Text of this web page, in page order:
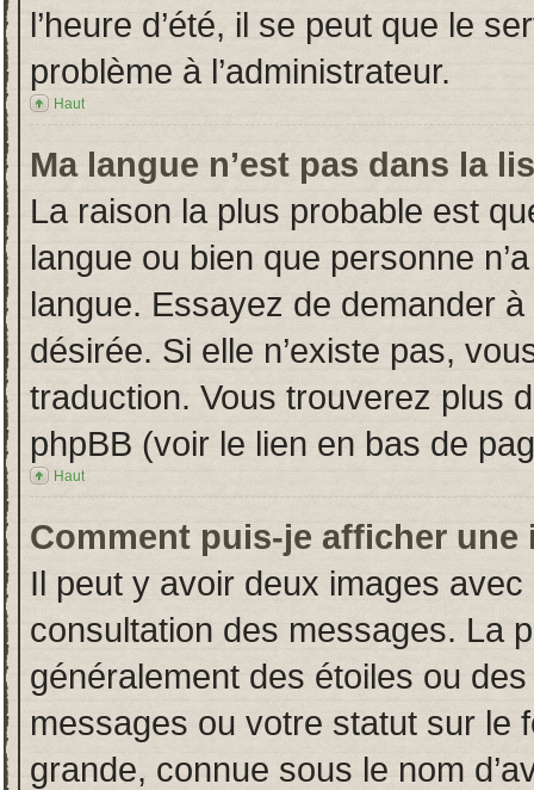
l’heure d’été, il se peut que le
problème à l’administrateur.
Haut
Ma langue n’est pas dans la
La raison la plus probable est
langue ou bien que personne
langue. Essayez de demander à
désirée. Si elle n’existe pas,
traduction. Vous trouverez plus
phpBB (voir le lien en bas de
Haut
Comment puis-je afficher une
Il peut y avoir deux images
consultation des messages. La
généralement des étoiles ou
messages ou votre statut sur le
grande, connue sous le nom